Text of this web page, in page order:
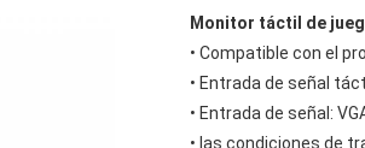
Monitor táctil de
• Compatible con el
• Entrada de señal
• Entrada de señal:
• las condiciones de